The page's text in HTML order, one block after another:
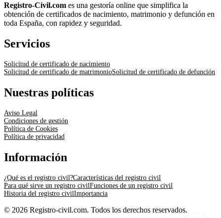
Registro-Civil.com es una gestoría online que simplifica la
obtención de certificados de nacimiento, matrimonio y defunción en
toda España, con rapidez y seguridad.
Servicios
Solicitud de certificado de nacimiento
Solicitud de certificado de matrimonioSolicitud de certificado de defunción
Nuestras políticas
Aviso Legal
Condiciones de gestión
Política de Cookies
Política de privacidad
Información
¿Qué es el registro civil?Características del registro civil
Para qué sirve un registro civilFunciones de un registro civil
Historia del registro civilImportancia
© 2026 Registro-civil.com. Todos los derechos reservados.